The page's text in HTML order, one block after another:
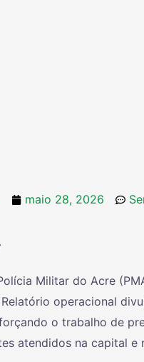
maio 28, 2026
Militar do Acre
operacional
o trabalho de
atendidos na capital e